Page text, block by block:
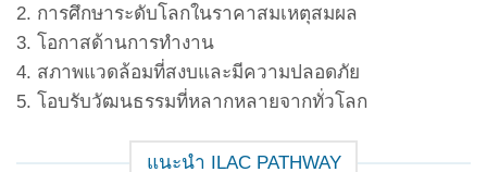
2. การศึกษาระดับโลกในราคาสมเหตุสมผล
3. โอกาสด้านการทำงาน
4. สภาพแวดล้อมที่สงบและมีความปลอดภัย
5. โอบรับวัฒนธรรมที่หลากหลายจากทั่วโลก
แนะนำ ILAC PATHWAY